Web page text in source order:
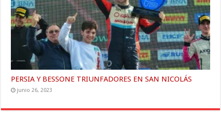
PERSIA Y BESSONE TRIUNFADORES EN SAN NICOLÁS
junio 26, 2023